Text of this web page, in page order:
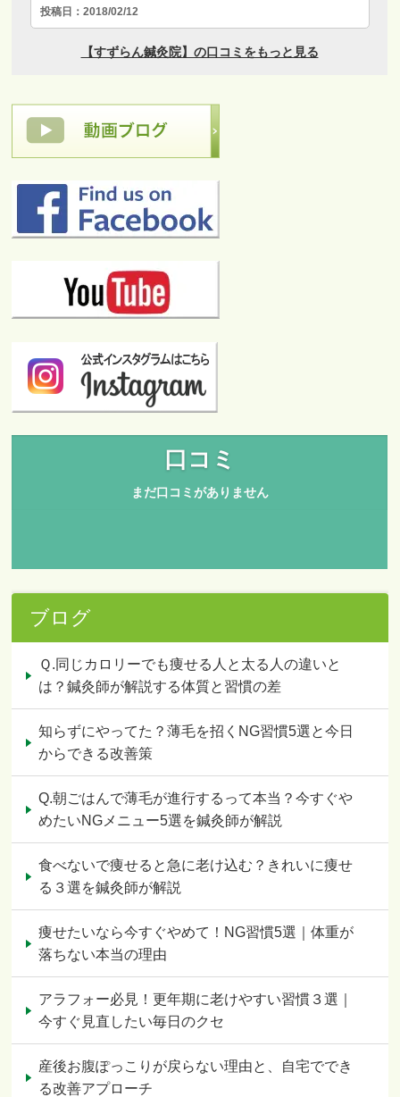
ブログ
Ｑ.同じカロリーでも痩せる人と太る人の違いと
は？鍼灸師が解説する体質と習慣の差
知らずにやってた？薄毛を招くNG習慣5選と今日
からできる改善策
Q.朝ごはんで薄毛が進行するって本当？今すぐや
めたいNGメニュー5選を鍼灸師が解説
食べないで痩せると急に老け込む？きれいに痩せ
る３選を鍼灸師が解説
痩せたいなら今すぐやめて！NG習慣5選｜体重が
落ちない本当の理由
アラフォー必見！更年期に老けやすい習慣３選｜
今すぐ見直したい毎日のクセ
産後お腹ぽっこりが戻らない理由と、自宅ででき
る改善アプローチ